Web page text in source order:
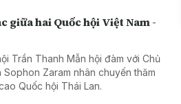
giữa hai Quốc hội Việt Nam -
Trần Thanh Mẫn hội đàm với Chủ
Zaram nhân chuyến thăm
Quốc hội Thái Lan.